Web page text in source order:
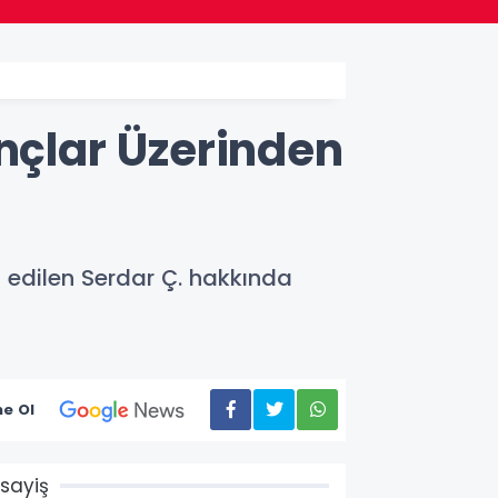
Üzerinden
Serdar Ç. hakkında
Ol